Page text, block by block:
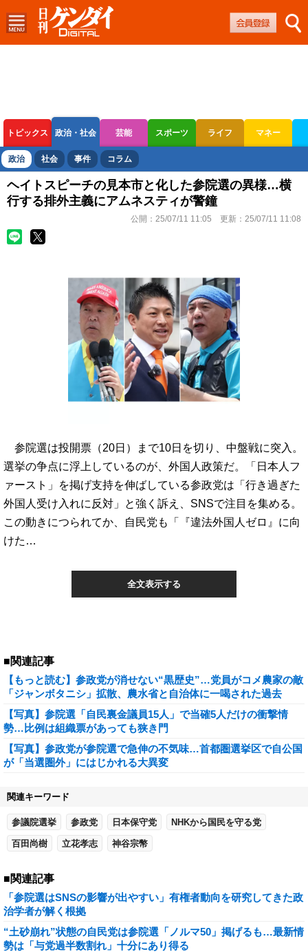
トピックス 政治・社会 芸能 スポーツ ライフ マネー
ボートレース 競輪 オートレース
政治 社会 事件 コラム
ヘイトスピーチの見本市と化した参院選の異様…横
行する排外主義にアムネスティが警鐘
公開： 25/07/11 11:05 更新： 25/07/11 11:08
参院選は投開票（20日）まで10日を切り、中盤戦に突入。
選挙の争点に浮上しているのが、外国人政策だ。「日本人フ
ァースト」を掲げ支持を伸ばしている参政党は「行き過ぎた
外国人受け入れに反対」と強く訴え、SNSで注目を集める。
この動きにつられてか、自民党も「『違法外国人ゼロ』に向
けた…
全文表示する
■関連記事
【もっと読む】参政党が消せない“黒歴史”…党員がコメ農家の敵
「ジャンボタニシ」拡散、農水省と自治体に一喝された過去
【写真】参院選「自民裏金議員15人」で当確5人だけの衝撃情
勢…比例は組織票があっても狭き門
【写真】参政党が参院選で急伸の不気味…首都圏選挙区で自公国
が「当選圏外」にはじかれる大異変
関連キーワード
参議院選挙 参政党 日本保守党 NHKから国民を守る党
百田尚樹 立花孝志 神谷宗幣
■関連記事
「参院選はSNSの影響が出やすい」有権者動向を研究してきた政
治学者が解く根拠
“土砂崩れ”状態の自民党は参院選「ノルマ50」掲げるも…最新情
勢は「与党過半数割れ」十分にあり得る